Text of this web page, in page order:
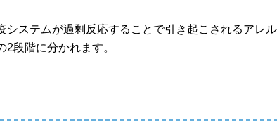
ステムが過剰反応することで引き起こされるアレ
段階に分かれます。